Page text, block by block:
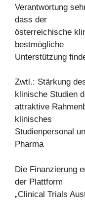
Verantwortung
dass der
österreichische
bestmögliche
Unterstützung
Zwtl.: Stärkung
klinische Studien
attraktive
klinisches
Studienpersonal
Pharma
Die Finanzierung
der Plattform
„Clinical Trials